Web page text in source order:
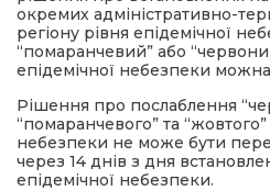
окремих адміністративно-
регіону рівня епідемічної
“помаранчевий” або
епідемічної небезпеки
Рішення про послаблення
“помаранчевого” та “жовтого”
небезпеки не може бути
через 14 днів з дня
епідемічної небезпеки.